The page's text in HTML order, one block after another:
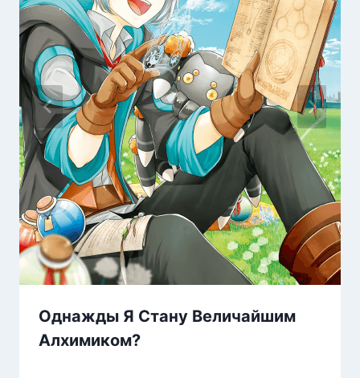
Однажды Я Стану Величайшим
Алхимиком?